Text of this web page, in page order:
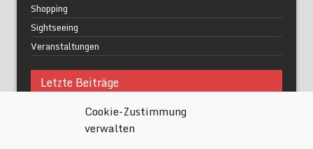
Cookie-Zustimmung
verwalten
Shopping
Sightseeing
Veranstaltungen
Letzte Beiträge
Was macht urbane Lebensqualität wirklich aus?
Grüne Oasen in Berlin